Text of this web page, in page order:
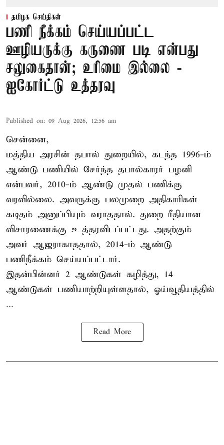
தமிழக செய்திகள்
பணி நீக்கம் செய்யப்பட்ட
ஊழியருக்கு கருணை படி என்பது
சலுகைதான்; உரிமை இல்லை -
ஐகோர்ட்டு உத்தரவு
Published on: 09 Aug 2026, 12:56 am
சென்னை,
மத்திய அரசின் தபால் துறையில், கடந்த 1996-ம்
ஆண்டு பணியில் சேர்ந்த தபால்காரர் பழனி
என்பவர், 2010-ம் ஆண்டு முதல் பணிக்கு
வரவில்லை. அவருக்கு பலமுறை அதிகாரிகள்
கடிதம் அனுப்பியும் வராததால். துறை ரீதியான
விசாரணைக்கு உத்தரவிடப்பட்டது. அதற்கும்
அவர் ஆஜராகாததால், 2014-ம் ஆண்டு
பணிநீக்கம் செய்யப்பட்டார்.
இதன்பின்னர் 2 ஆண்டுகள் கழித்து, 14
ஆண்டுகள் பணியாற்றியுள்ளதால், ஓய்வூதியத்தில்
...
Read More